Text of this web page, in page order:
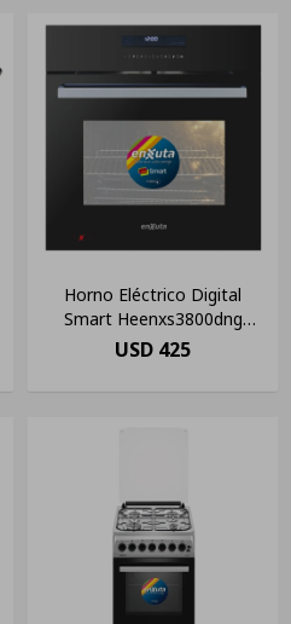
Horno Eléctrico Digital
Smart Heenxs3800dng
Enxuta Ehogar Color Negro
USD 425